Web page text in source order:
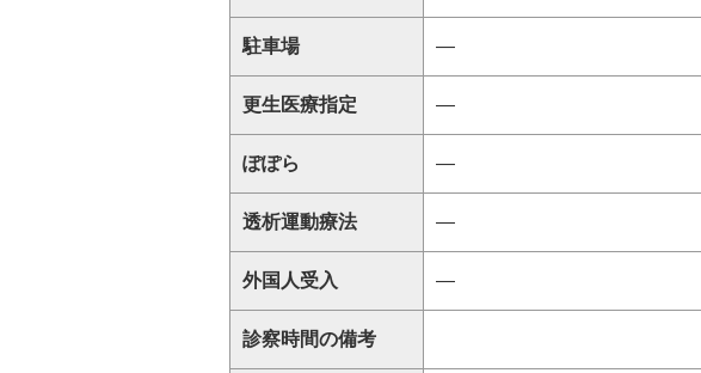
駐車場 ―
更生医療指定 ―
ぽぽら ―
透析運動療法 ―
外国人受入 ―
診察時間の備考